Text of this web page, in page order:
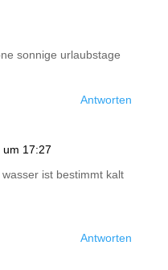
sonnige urlaubstage
Antworten
17:27
ist bestimmt kalt
Antworten